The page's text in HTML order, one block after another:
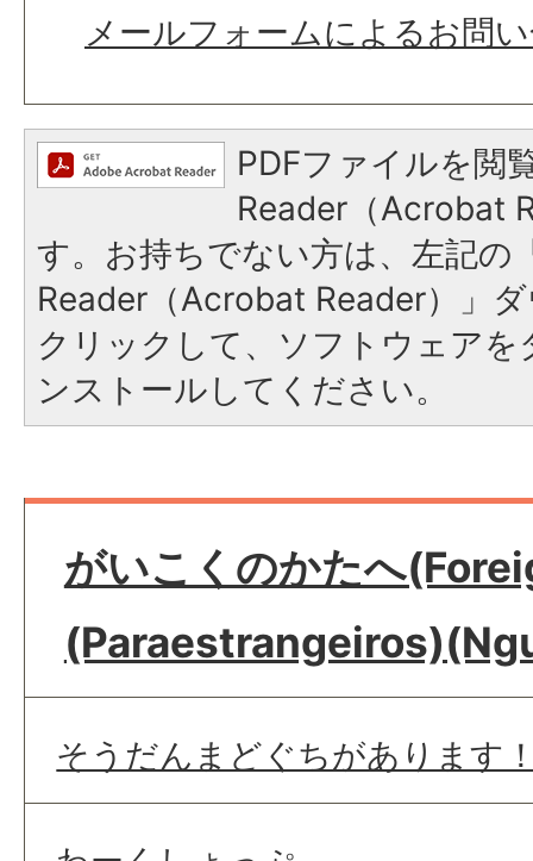
メールフォームによるお問
PDFファイルを閲
Reader（Acrobat
す。お持ちでない方は、左記の
Reader（Acrobat Reader）」
クリックして、ソフトウェア
ンストールしてください。
がいこくのかたへ
そうだんまどぐちがあります